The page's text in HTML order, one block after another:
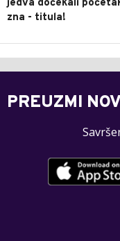
jedva dočekali
zna - titula!
PREUZMI